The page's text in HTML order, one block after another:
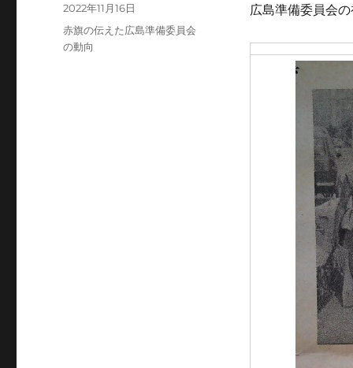
広島準備委員会
投
稿
日:
2022年11月16日
カ
テ
赤旗の伝えた広島準備委員会
の動向